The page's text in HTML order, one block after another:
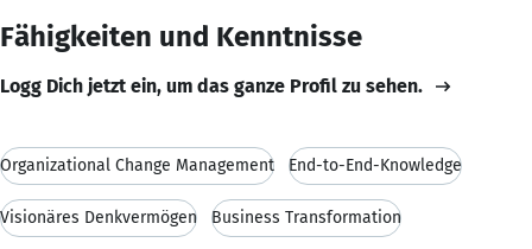
Fähigkeiten und Kenntnisse
Logg Dich jetzt ein, um das ganze Profil zu sehen.
Organizational Change Management End-to-End-Knowledge
Visionäres Denkvermögen Business Transformation